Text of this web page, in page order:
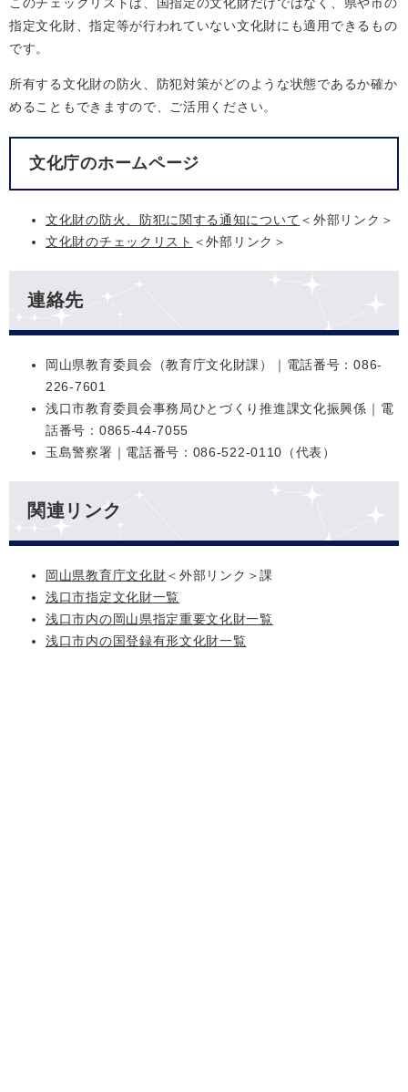
指定文化財、指定等が行われていない文化財にも適用できるもの
です。
所有する文化財の防火、防犯対策がどのような状態であるか確か
めることもできますので、ご活用ください。
文化庁のホームページ
文化財の防火、防犯に関する通知について ＜外部リンク＞
文化財のチェックリスト ＜外部リンク＞
連絡先
岡山県教育委員会（教育庁文化財課）｜電話番号：086-
226-7601
浅口市教育委員会事務局ひとづくり推進課文化振興係｜電
話番号：0865-44-7055
玉島警察署｜電話番号：086-522-0110（代表）
関連リンク
岡山県教育庁文化財＜外部リンク＞課
浅口市指定文化財一覧
浅口市内の岡山県指定重要文化財一覧
浅口市内の国登録有形文化財一覧